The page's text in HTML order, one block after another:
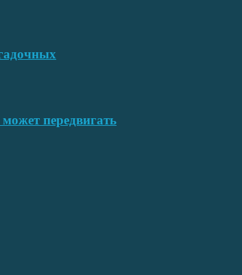
передвигать